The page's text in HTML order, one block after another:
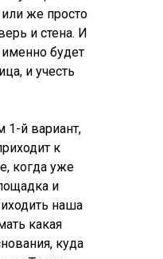
же просто
и стена. И
будет
и учесть
1-й вариант,
к
когда уже
и
наша
какая
куда